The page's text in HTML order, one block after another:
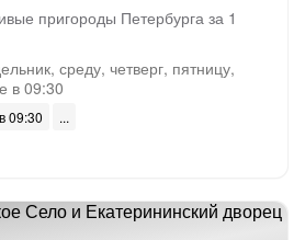
пригороды Петербурга за 1
среду, четверг, пятницу,
в 09:30
09:30